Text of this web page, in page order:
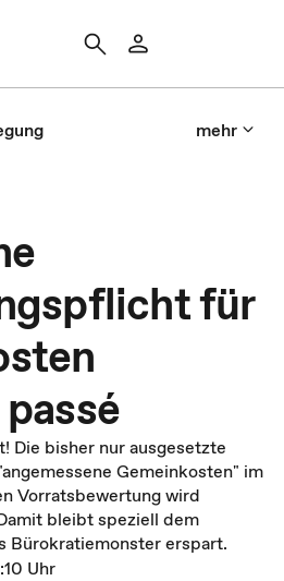
mehr
für
Die bisher nur ausgesetzte
Gemeinkosten" im
Vorratsbewertung wird
bleibt speziell dem
Bürokratiemonster erspart.
Uhr